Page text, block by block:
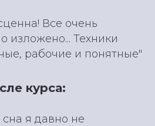
Все очень
изложено... Техники
рабочие и понятные"
курса:
сна я давно не